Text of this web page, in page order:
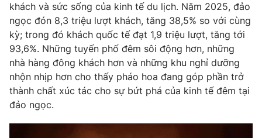
khách và sức sống của kinh tế du lịch. Năm 2025, đảo
ngọc đón 8,3 triệu lượt khách, tăng 38,5% so với cùng
kỳ; trong đó khách quốc tế đạt 1,9 triệu lượt, tăng tới
93,6%. Những tuyến phố đêm sôi động hơn, những
nhà hàng đông khách hơn và những khu nghỉ dưỡng
nhộn nhịp hơn cho thấy pháo hoa đang góp phần trở
thành chất xúc tác cho sự bứt phá của kinh tế đêm tại
đảo ngọc.